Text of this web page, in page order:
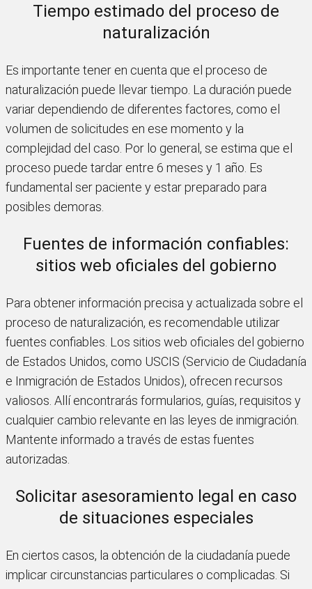
Tiempo estimado del proceso de
naturalización
Es importante tener en cuenta que el proceso de
naturalización puede llevar tiempo. La duración puede
variar dependiendo de diferentes factores, como el
volumen de solicitudes en ese momento y la
complejidad del caso. Por lo general, se estima que el
proceso puede tardar entre 6 meses y 1 año. Es
fundamental ser paciente y estar preparado para
posibles demoras.
Fuentes de información confiables:
sitios web oficiales del gobierno
Para obtener información precisa y actualizada sobre el
proceso de naturalización, es recomendable utilizar
fuentes confiables. Los sitios web oficiales del gobierno
de Estados Unidos, como USCIS (Servicio de Ciudadanía
e Inmigración de Estados Unidos), ofrecen recursos
valiosos. Allí encontrarás formularios, guías, requisitos y
cualquier cambio relevante en las leyes de inmigración.
Mantente informado a través de estas fuentes
autorizadas.
Solicitar asesoramiento legal en caso
de situaciones especiales
En ciertos casos, la obtención de la ciudadanía puede
implicar circunstancias particulares o complicadas. Si